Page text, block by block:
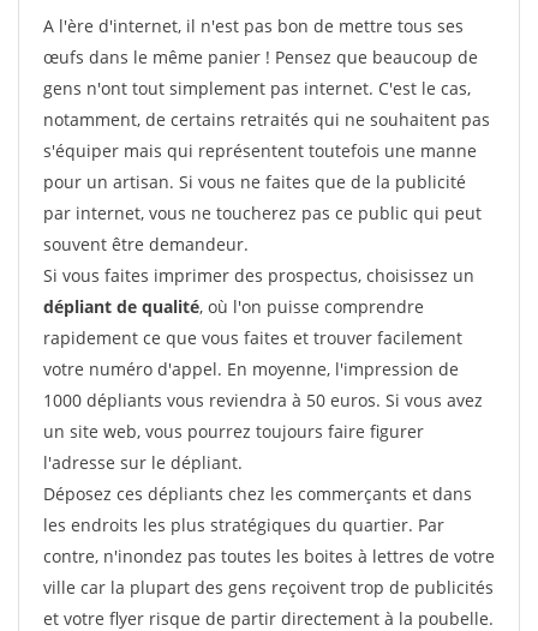
A l'ère d'internet, il n'est pas bon de mettre tous ses
œufs dans le même panier ! Pensez que beaucoup de
gens n'ont tout simplement pas internet. C'est le cas,
notamment, de certains retraités qui ne souhaitent pas
s'équiper mais qui représentent toutefois une manne
pour un artisan. Si vous ne faites que de la publicité
par internet, vous ne toucherez pas ce public qui peut
souvent être demandeur.
Si vous faites imprimer des prospectus, choisissez un
dépliant de qualité, où l'on puisse comprendre
rapidement ce que vous faites et trouver facilement
votre numéro d'appel. En moyenne, l'impression de
1000 dépliants vous reviendra à 50 euros. Si vous avez
un site web, vous pourrez toujours faire figurer
l'adresse sur le dépliant.
Déposez ces dépliants chez les commerçants et dans
les endroits les plus stratégiques du quartier. Par
contre, n'inondez pas toutes les boites à lettres de votre
ville car la plupart des gens reçoivent trop de publicités
et votre flyer risque de partir directement à la poubelle.